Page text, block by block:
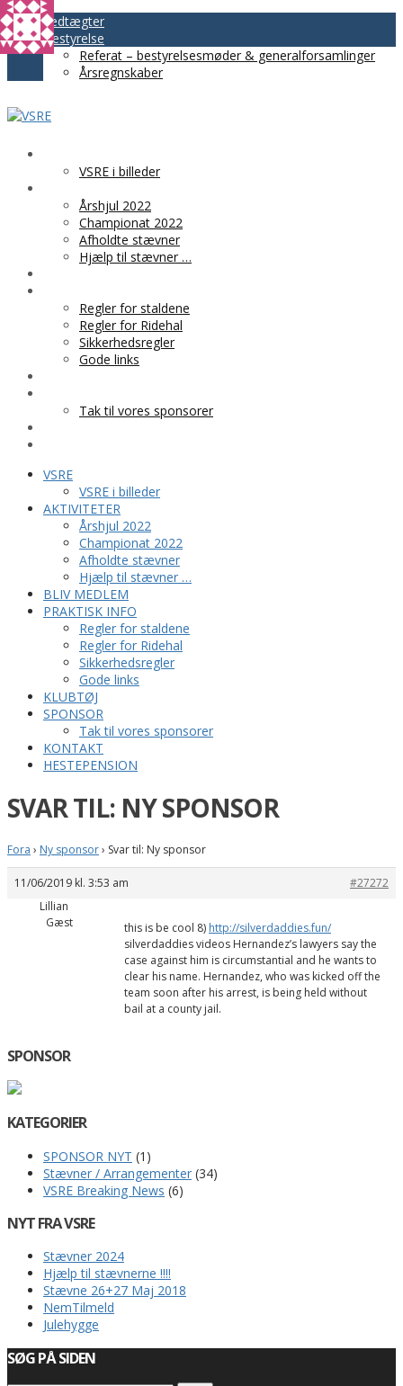
Vedtægter
Bestyrelse
Referat – bestyrelsesmøder & generalforsamlinger
Årsregnskaber
VSRE i billeder
Årshjul 2022
Championat 2022
Afholdte stævner
Hjælp til stævner …
Regler for staldene
Regler for Ridehal
Sikkerhedsregler
Gode links
Tak til vores sponsorer
VSRE
VSRE i billeder
AKTIVITETER
Årshjul 2022
Championat 2022
Afholdte stævner
Hjælp til stævner …
BLIV MEDLEM
PRAKTISK INFO
Regler for staldene
Regler for Ridehal
Sikkerhedsregler
Gode links
KLUBTØJ
SPONSOR
Tak til vores sponsorer
KONTAKT
HESTEPENSION
SVAR TIL: NY SPONSOR
Fora › Ny sponsor› Svar til: Ny sponsor
11/06/2019 kl. 3:53 am
#27272
Lillian
Gæst
this is be cool 8) http://silverdaddies.fun/
silverdaddies videos Hernandez’s lawyers say the
case against him is circumstantial and he wants to
clear his name. Hernandez, who was kicked off the
team soon after his arrest, is being held without
bail at a county jail.
SPONSOR
KATEGORIER
SPONSOR NYT (1)
Stævner / Arrangementer (34)
VSRE Breaking News (6)
NYT FRA VSRE
Stævner 2024
Hjælp til stævnerne !!!!
Stævne 26+27 Maj 2018
NemTilmeld
Julehygge
SØG PÅ SIDEN